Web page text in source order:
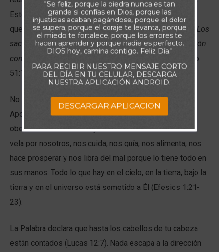
Este es el secreto de los que triunfan: la humildad, el
quebrantamiento y la sumisión a la voluntad del Padre: Los
sacrificios de Dios son el espíritu quebrantado; Al corazón
contrito y humillado no despreciarás tú, oh Dios.
(Salmo
51:17).
No hay ningún misterio. Desde el Génesis hasta el
Apocalipsis, lo que Dios espera de sus hijos es la
obediencia a su Palabra y la sumisión a su voluntad. Él
vela por nosotros, nos cuida, nos guía, nos alimenta, nos
hace prosperar y nos libra del mal porque lo tiene todo en
sus manos. Todo lo que hay en el cielo, en la tierra, bajo la
tierra y en el universo está sometido a Él (Efesios 1:21-
23).
La Palabra declara que hasta los cabellos de tu cabeza
están contados (Lucas 12:7). Nada escapa a la dirección
"Se feliz, porque la piedra nunca es tan
grande si confías en Dios, porque las
injusticias acaban pagándose, porque el dolor
se supera, porque el coraje te levanta, porque
el miedo te fortalece, porque los errores te
hacen aprender y porque nadie es perfecto.
DIOS hoy, camina contigo. Feliz Día."
PARA RECIBIR NUESTRO MENSAJE CORTO
DEL DÍA EN TU CELULAR, DESCARGA
NUESTRA APLICACIÓN ANDROID.
DESCARGAR APLICACION